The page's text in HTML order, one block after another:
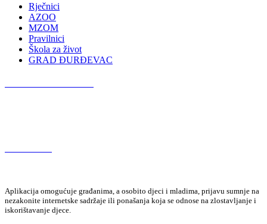
Rječnici
AZOO
MZOM
Pravilnici
Škola za život
GRAD ĐURĐEVAC
Aplikacija omogućuje građanima, a osobito djeci i mladima, prijavu sumnje na
nezakonite internetske sadržaje ili ponašanja koja se odnose na zlostavljanje i
iskorištavanje djece.